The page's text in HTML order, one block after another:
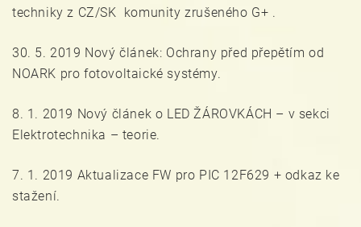
techniky z CZ/SK komunity zrušeného G+ .
30. 5. 2019 Nový článek: Ochrany před přepětím od
NOARK pro fotovoltaické systémy.
8. 1. 2019 Nový článek o LED ŽÁROVKÁCH – v sekci
Elektrotechnika – teorie.
7. 1. 2019 Aktualizace FW pro PIC 12F629 + odkaz ke
stažení.